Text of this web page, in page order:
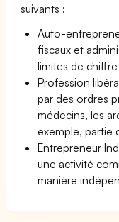
suivants :
Auto-
fiscaux et
limites de chiffre
Profession
par des ordres
médecins, les
exemple, partie
Entrepreneur
une activité
manière